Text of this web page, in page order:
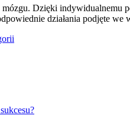
mózgu. Dzięki
działania podjęte we